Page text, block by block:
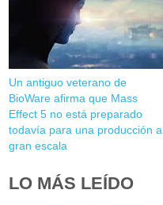
Un antiguo veterano de
BioWare afirma que Mass
Effect 5 no está preparado
todavía para una producción a
gran escala
LO MÁS LEÍDO